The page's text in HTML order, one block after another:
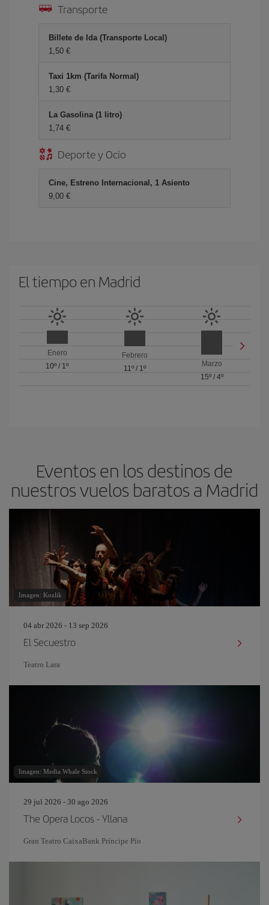
Transporte
Billete de Ida (Transporte Local)
1,50 €
Taxi 1km (Tarifa Normal)
1,30 €
La Gasolina (1 litro)
1,74 €
Deporte y Ocio
Cine, Estreno Internacional, 1 Asiento
9,00 €
El tiempo en Madrid
Enero
10º / 1º
Febrero
11º/ 1º
Marzo
15º/ 4º
Eventos en los destinos de
nuestros vuelos baratos a Madrid
Imagen: Kozlik
04 abr 2026 - 13 sep 2026
El Secuestro
Teatro Lara
Imagen: Media Whale Stock
29 jul 2026 - 30 ago 2026
The Opera Locos - Yllana
Gran Teatro CaixaBank Príncipe Pío